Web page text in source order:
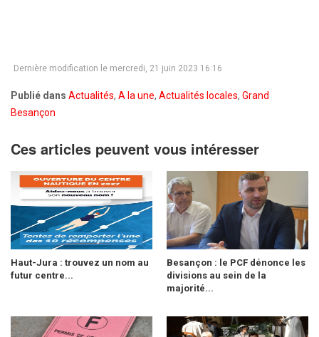
Dernière modification le mercredi, 21 juin 2023 16:16
Publié dans Actualités, A la une, Actualités locales, Grand
Besançon
Ces articles peuvent vous intéresser
Haut-Jura : trouvez un nom au
futur centre...
Besançon : le PCF dénonce les
divisions au sein de la
majorité...